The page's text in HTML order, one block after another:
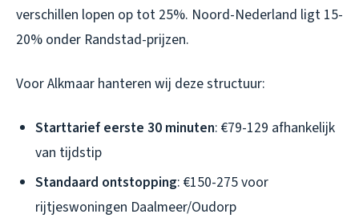
verschillen lopen op tot 25%. Noord-Nederland ligt 15-
20% onder Randstad-prijzen.
Voor Alkmaar hanteren wij deze structuur:
Starttarief eerste 30 minuten: €79-129 afhankelijk
van tijdstip
Standaard ontstopping: €150-275 voor
rijtjeswoningen Daalmeer/Oudorp